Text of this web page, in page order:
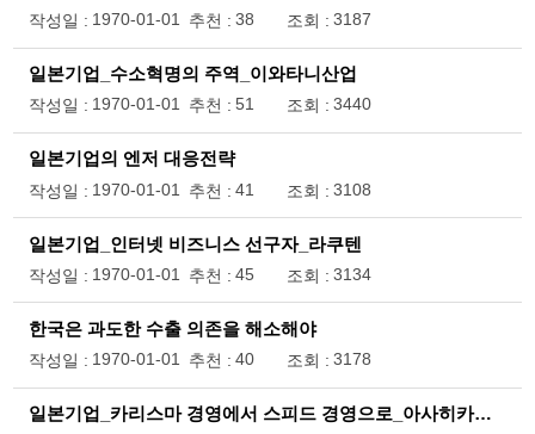
작성일 : 1970-01-01 추천 : 38 조회 : 3187
일본기업_수소혁명의 주역_이와타니산업
작성일 : 1970-01-01 추천 : 51 조회 : 3440
일본기업의 엔저 대응전략
작성일 : 1970-01-01 추천 : 41 조회 : 3108
일본기업_인터넷 비즈니스 선구자_라쿠텐
작성일 : 1970-01-01 추천 : 45 조회 : 3134
한국은 과도한 수출 의존을 해소해야
작성일 : 1970-01-01 추천 : 40 조회 : 3178
일본기업_카리스마 경영에서 스피드 경영으로_아사히카세이(旭化成)